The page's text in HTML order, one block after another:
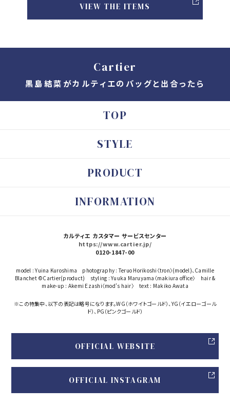
VIEW THE ITEMS
Cartier
黒島結菜がカルティエのバッグと出合ったら
TOP
STYLE
PRODUCT
INFORMATION
カルティエ カスタマー サービスセンター
https://www.cartier.jp/
0120-1847-00
model : Yuina Kuroshima photography : Teruo Horikoshi〈tron〉(model)、Camille
Blanchet ©︎Cartier(product) styling : Yuuka Maruyama〈makiura office〉 hair &
make-up : Akemi Ezashi〈mod’s hair〉 text : Makiko Awata
※この特集中、以下の表記は略号になります。WG（ホワイトゴールド）、YG（イエローゴール
ド）、PG（ピンクゴールド）
OFFICIAL WEBSITE
OFFICIAL INSTAGRAM